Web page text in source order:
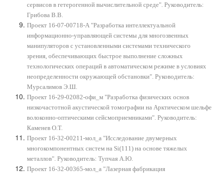
сервисов в гетерогенной вычислительной среде". Руководитель:
Грибова В.В.
Проект 16-07-00718-А "Разработка интеллектуальной
информационно-управляющей системы для многозвенных
манипуляторов c установленными системами технического
зрения, обеспечивающих быстрое выполнение сложных
технологических операций в автоматическом режиме в условиях
неопределенности окружающей обстановки". Руководитель:
Мурсалимов Э.Ш.
Проект 16-29-02082-офи_м "Разработка физических основ
низкочастотной акустической томографии на Арктическом шельфе
волоконно-оптическими сейсмоприемниками". Руководитель:
Каменев О.Т.
Проект 16-32-00211-мол_а "Исследование двумерных
многокомпонентных систем на Si(111) на основе тяжелых
металлов". Руководитель: Тупчая А.Ю.
Проект 16-32-00365-мол_а "Лазерная фабрикация